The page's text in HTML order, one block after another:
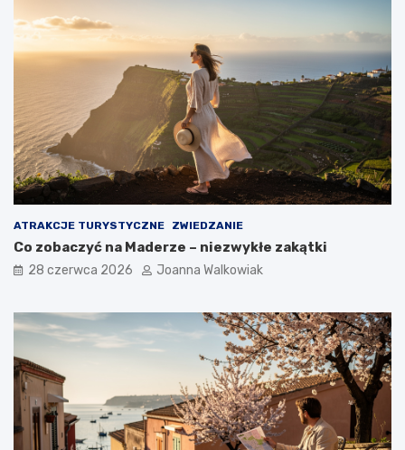
ATRAKCJE TURYSTYCZNE ZWIEDZANIE
Co zobaczyć na Maderze – niezwykłe zakątki
28 czerwca 2026 Joanna Walkowiak